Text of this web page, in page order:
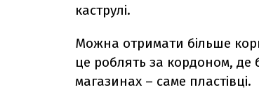
каструлі.
Можна отримати більше
це роблять за кордоном, де
магазинах – саме пластівці.